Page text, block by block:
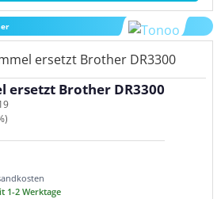
ersetzt Brother DR3300
1-2 Werktage